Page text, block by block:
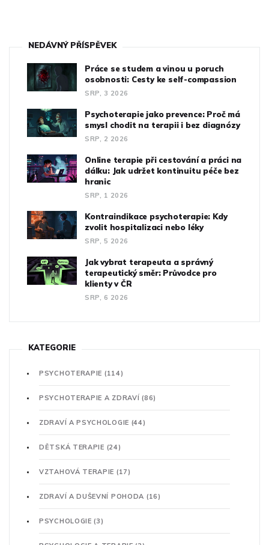
NEDÁVNÝ PŘÍSPĚVEK
Práce se studem a vinou u poruch
osobnosti: Cesty ke self-compassion
SRP, 3 2026
Psychoterapie jako prevence: Proč má
smysl chodit na terapii i bez diagnózy
SRP, 2 2026
Online terapie při cestování a práci na
dálku: Jak udržet kontinuitu péče bez
hranic
SRP, 1 2026
Kontraindikace psychoterapie: Kdy
zvolit hospitalizaci nebo léky
SRP, 5 2026
Jak vybrat terapeuta a správný
terapeutický směr: Průvodce pro
klienty v ČR
SRP, 6 2026
KATEGORIE
PSYCHOTERAPIE (114)
PSYCHOTERAPIE A ZDRAVÍ(86)
ZDRAVÍ A PSYCHOLOGIE (44)
DĚTSKÁ TERAPIE (24)
VZTAHOVÁ TERAPIE (17)
ZDRAVÍ A DUŠEVNÍ POHODA (16)
PSYCHOLOGIE(3)